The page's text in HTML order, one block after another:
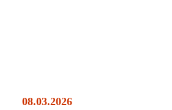
08.03.2026